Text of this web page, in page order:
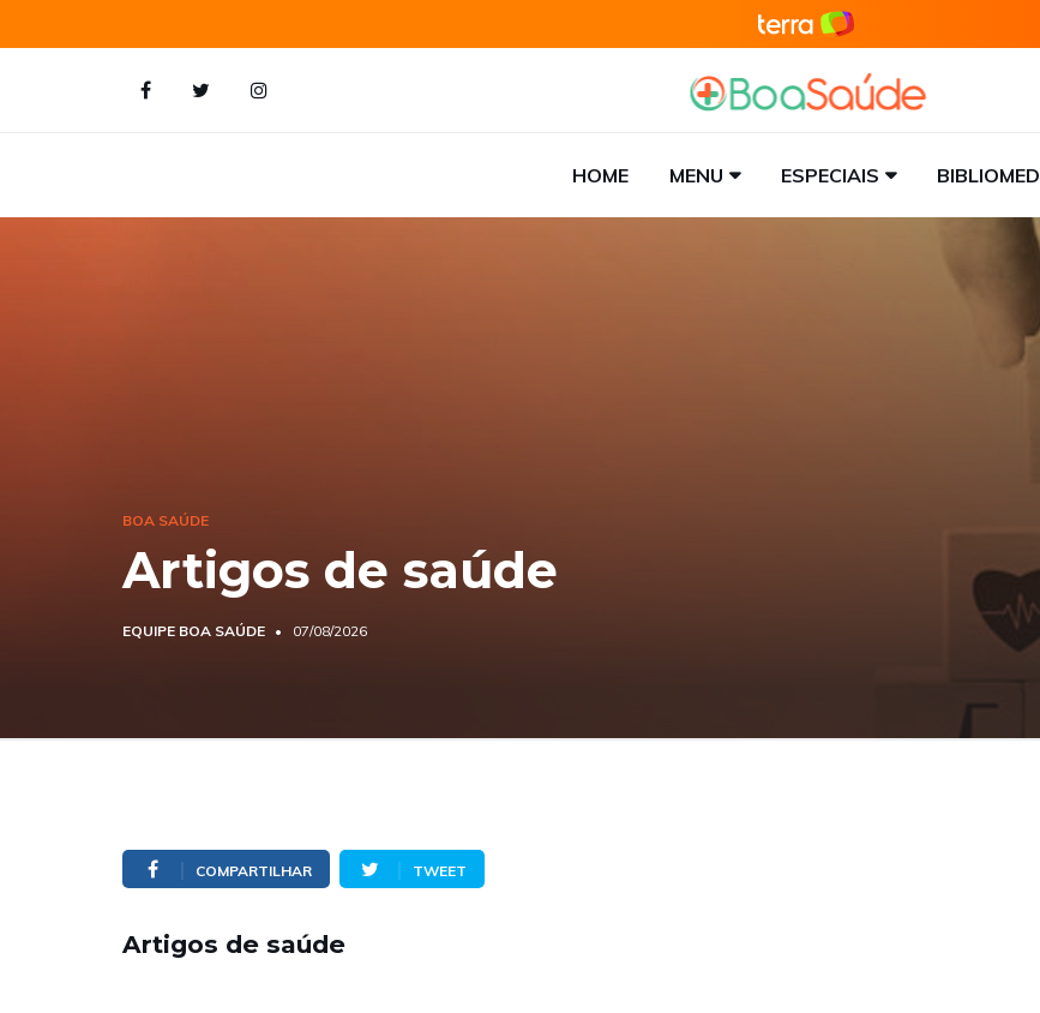
HOME MENU ESPECIAIS BIBLIOMED
BOA SAÚDE
Artigos de saúde
EQUIPE BOA SAÚDE 07/08/2026
COMPARTILHAR TWEET
Artigos de saúde